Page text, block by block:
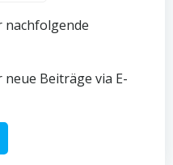
nachfolgende
Beiträge via E-